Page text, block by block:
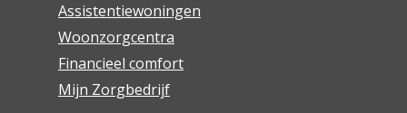
Assistentiewoningen
Woonzorgcentra
Financieel comfort
Mijn Zorgbedrijf